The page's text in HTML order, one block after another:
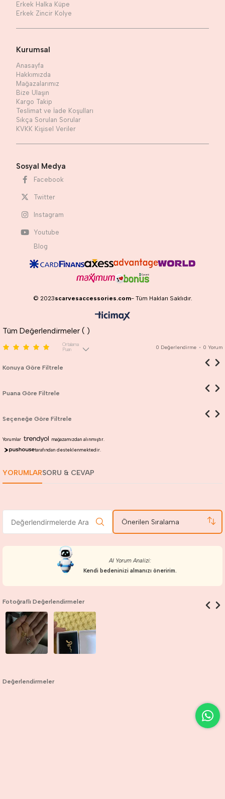
Erkek Halka Küpe
Erkek Zincir Kolye
Kurumsal
Anasayfa
Hakkımızda
Mağazalarımız
Bize Ulaşın
Kargo Takip
Teslimat ve İade Koşulları
Sıkça Sorulan Sorular
KVKK Kişisel Veriler
Sosyal Medya
Facebook
Twitter
Instagram
Youtube
Blog
© 2023scarvesaccessories.com- Tüm Hakları Saklıdır.
Tüm Değerlendirmeler ( )
Ortalama
Puan
0 Değerlendirme • 0 Yorum
Konuya Göre Filtrele
Puana Göre Filtrele
Seçeneğe Göre Filtrele
Yorumlar
mağazamızdan alınmıştır.
tarafından desteklenmektedir.
YORUMLARSORU & CEVAP
Önerilen Sıralama
AI Yorum Analizi:
Kendi bedeninizi almanızı öneririm.
Fotoğraflı Değerlendirmeler
Değerlendirmeler